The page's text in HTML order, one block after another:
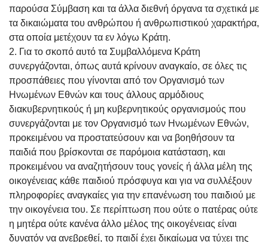
παρούσα Σύμβαση και τα άλλα διεθνή όργανα τα σχετικά με
τα δικαιώματα του ανθρώπου ή ανθρωπιστικού χαρακτήρα,
στα οποία μετέχουν τα εν λόγω Κράτη.
2. Για το σκοπό αυτό τα Συμβαλλόμενα Κράτη
συνεργάζονται, όπως αυτά κρίνουν αναγκαίο, σε όλες τις
προσπάθειες που γίνονται από τον Οργανισμό των
Ηνωμένων Εθνών και τους άλλους αρμόδιους
διακυβερνητικούς ή μη κυβερνητικούς οργανισμούς που
συνεργάζονται με τον Οργανισμό των Ηνωμένων Εθνών,
προκειμένου να προστατεύσουν και να βοηθήσουν τα
παιδιά που βρίσκονται σε παρόμοια κατάσταση, και
προκειμένου να αναζητήσουν τους γονείς ή άλλα μέλη της
οικογένειας κάθε παιδιού πρόσφυγα και για να συλλέξουν
πληροφορίες αναγκαίες για την επανένωση του παιδιού με
την οικογένεια του. Σε περίπτωση που ούτε ο πατέρας ούτε
η μητέρα ούτε κανένα άλλο μέλος της οικογένειας είναι
δυνατόν να ανεβρεθεί, το παιδί έχει δικαίωμα να τύχει της